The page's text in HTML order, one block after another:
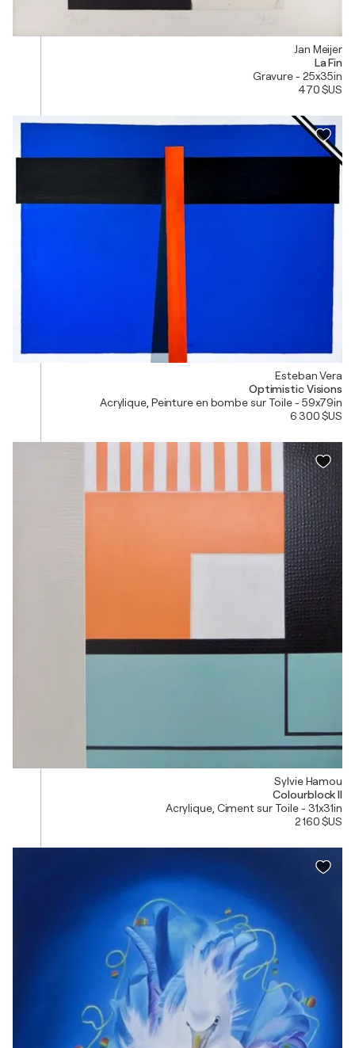
Jan Meijer
La Fin
Gravure - 25x35in
470 $US
Esteban Vera
Optimistic Visions
Acrylique, Peinture en bombe sur Toile - 59x79in
6 300 $US
Sylvie Hamou
Colourblock II
Acrylique, Ciment sur Toile - 31x31in
2 160 $US